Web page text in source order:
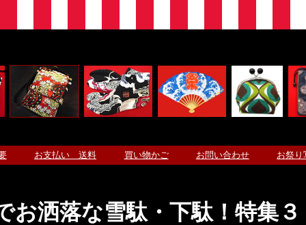
お支払い 送料 買い物かご お問い合わせ お祭り
お洒落な雪駄・下駄！特集３